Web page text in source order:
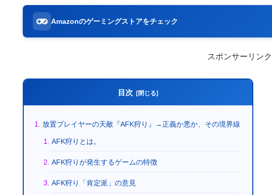
Amazonのゲーミングストアをチェック
スポンサーリンク
目次
放置プレイヤーの天敵『AFK狩り』→正義か悪か、その境界線
AFK狩りとは。
AFK狩りが発生するゲームの特徴
AFK狩り「肯定派」の意見